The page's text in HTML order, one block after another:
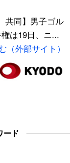
共同】男子ゴル
は19日、ニ...
（外部サイト）
ード